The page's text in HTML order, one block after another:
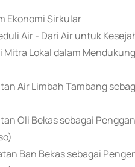
Ekonomi Sirkular
Air - Dari Air untuk
Lokal dalam
Air Limbah Tambang
Oli Bekas sebagai
Ban Bekas sebagai